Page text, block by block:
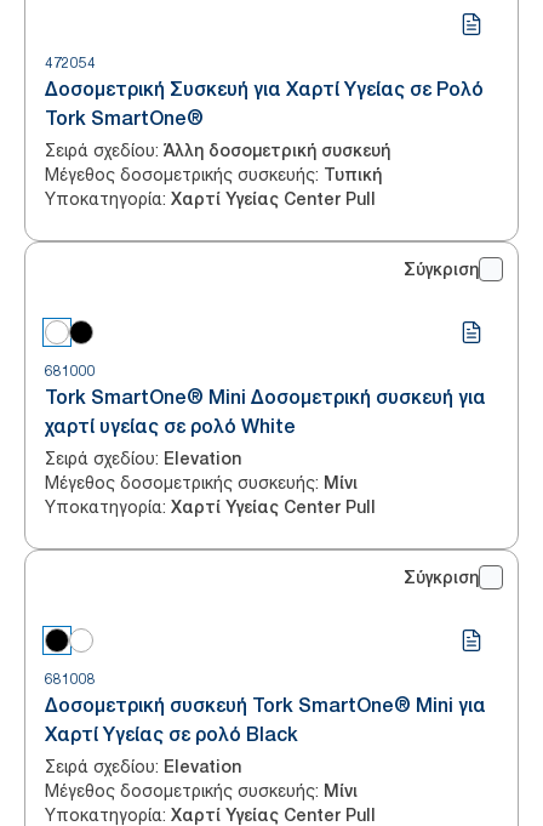
472054
Δοσομετρική Συσκευή για Χαρτί Υγείας σε Ρολό
Tork SmartOne®
Σειρά σχεδίου: Άλλη δοσομετρική συσκευή
Μέγεθος δοσομετρικής συσκευής: Τυπική
Υποκατηγορία: Χαρτί Υγείας Center Pull
Σύγκριση
681000
Tork SmartOne® Mini Δοσομετρική συσκευή για
χαρτί υγείας σε ρολό White
Σειρά σχεδίου: Elevation
Μέγεθος δοσομετρικής συσκευής: Μίνι
Υποκατηγορία: Χαρτί Υγείας Center Pull
Σύγκριση
681008
Δοσομετρική συσκευή Tork SmartOne® Mini για
Χαρτί Υγείας σε ρολό Black
Σειρά σχεδίου: Elevation
Μέγεθος δοσομετρικής συσκευής: Μίνι
Υποκατηγορία: Χαρτί Υγείας Center Pull